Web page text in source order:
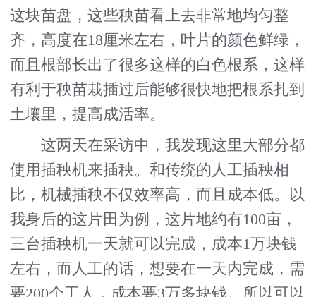
这块苗盘，这些秧苗看上去非常地均匀整
齐，高度在18厘米左右，叶片的颜色鲜绿，
而且根部长出了很多这样的白色根系，这样
有利于秧苗栽插过后能够很快地把根系扎到
土壤里，提高成活率。
这两天在采访中，我发现这里大部分都
使用插秧机来插秧。和传统的人工插秧相
比，机械插秧不仅效率高，而且成本低。以
我身后的这片田为例，这片地约有100亩，
三台插秧机一天就可以完成，成本1万块钱
左右，而人工的话，想要在一天内完成，需
要200个工人，成本要3万多块钱。所以可以